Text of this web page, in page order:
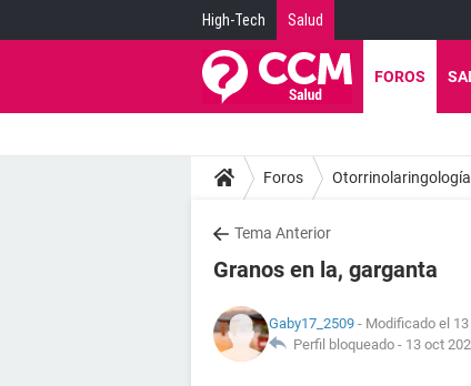
High-Tech Salud
FOROS
Foros Otorrinolaringología
Tema Anterior
Granos en la, garganta
Gaby17_2509 - Modificado el
Perfil bloqueado - 13 oct